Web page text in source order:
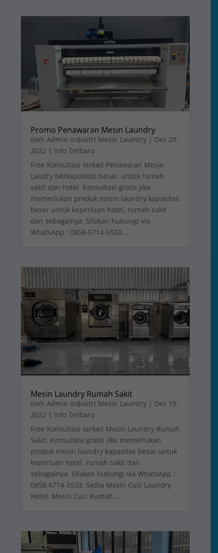
Promo Penawaran Mesin Laundry
olehAdmin Industri Mesin Laundry | Des 20,
2022 | Info Terbaru
Free Konsultasi terkait Penawaran Mesin
Laudry berkapasitas besar, untuk rumah
sakit dan hotel. Konsultasi gratis jika
memerlukan produk mesin laundry kapasitas
besar untuk keperluan hotel, rumah sakit
dan sebagainya. Silakan hubungi via
WhatsApp : 0858-6714-5533....
Mesin Laundry Rumah Sakit
olehAdmin Industri Mesin Laundry | Des 19,
2022 | Info Terbaru
Free Konsultasi terkait Mesin Laundry Rumah
Sakit. Konsultasi gratis jika memerlukan
produk mesin laundry kapasitas besar untuk
keperluan hotel, rumah sakit dan
sebagainya. Silakan hubungi via WhatsApp :
0858-6714-5533. Sedia Mesin Cuci Laundry
Hotel, Mesin Cuci Rumah...